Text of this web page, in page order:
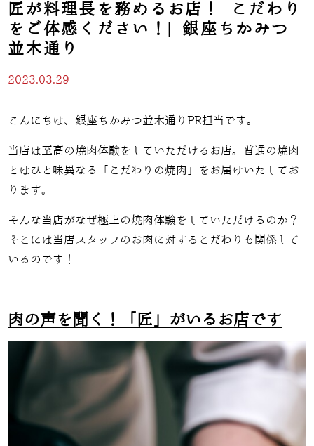
匠が料理長を務めるお店！ こだわり
をご体感ください！| 銀座ちかみつ
並木通り
2023.03.29
こんにちは、銀座ちかみつ並木通りPR担当です。
当店は至高の焼肉体験をしていただけるお店。普通の焼肉
とはひと味異なる「こだわりの焼肉」をお届けいたしてお
ります。
そんな当店がなぜ極上の焼肉体験をしていただけるのか？
そこには当店スタッフのお肉に対するこだわりも関係して
いるのです！
肉の声を聞く！「匠」がいるお店です